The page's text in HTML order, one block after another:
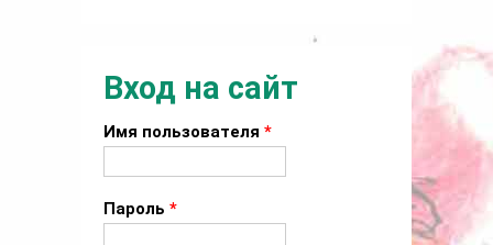
Вход на сайт
Имя пользователя *
Пароль *